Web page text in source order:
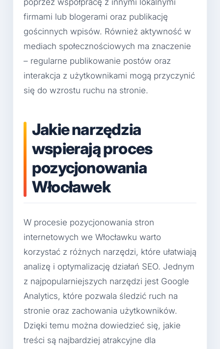
poprzez współpracę z innymi lokalnymi
firmami lub blogerami oraz publikację
gościnnych wpisów. Również aktywność w
mediach społecznościowych ma znaczenie
– regularne publikowanie postów oraz
interakcja z użytkownikami mogą przyczynić
się do wzrostu ruchu na stronie.
Jakie narzędzia
wspierają proces
pozycjonowania
Włocławek
W procesie pozycjonowania stron
internetowych we Włocławku warto
korzystać z różnych narzędzi, które ułatwiają
analizę i optymalizację działań SEO. Jednym
z najpopularniejszych narzędzi jest Google
Analytics, które pozwala śledzić ruch na
stronie oraz zachowania użytkowników.
Dzięki temu można dowiedzieć się, jakie
treści są najbardziej atrakcyjne dla